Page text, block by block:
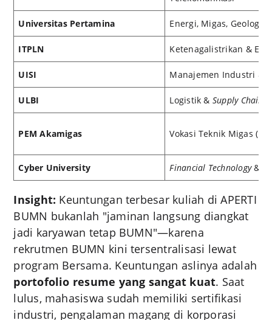
Universitas Pertamina Energi, Migas, Geologi
ITPLN Ketenagalistrikan & EBT
UISI Manajemen Industri &
ULBI Logistik & Supply Chain
PEM Akamigas Vokasi Teknik Migas
Cyber University Financial Technology&
Insight: Keuntungan terbesar kuliah di APERTI
BUMN bukanlah "jaminan langsung diangkat
jadi karyawan tetap BUMN"—karena
rekrutmen BUMN kini tersentralisasi lewat
program Bersama. Keuntungan aslinya adalah
portofolio resume yang sangat kuat. Saat
lulus, mahasiswa sudah memiliki sertifikasi
industri, pengalaman magang di korporasi